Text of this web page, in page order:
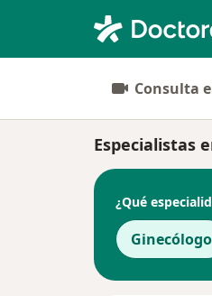
Consulta
Especialistas
¿Qué
Ginecólogo